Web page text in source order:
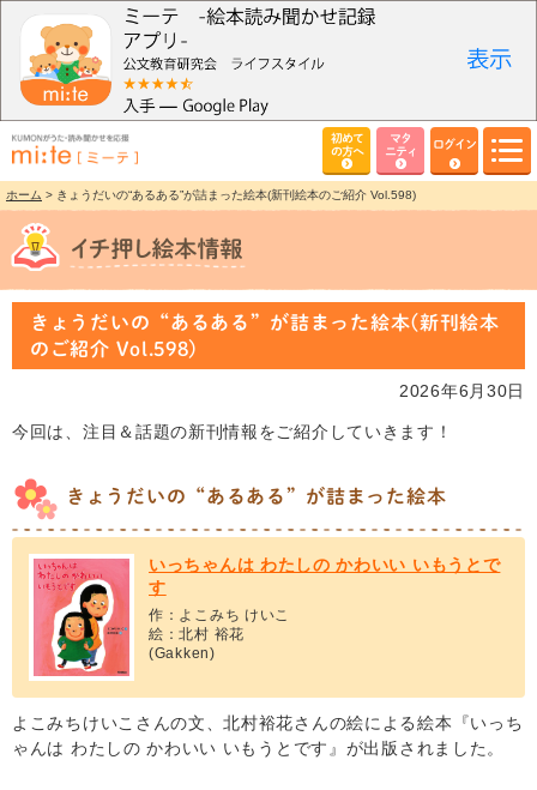
初めて
の方へ
マタ
ニティ
ログイン
ホーム > きょうだいの“あるある”が詰まった絵本(新刊絵本のご紹介 Vol.598)
きょうだいの“あるある”が詰まった絵本(新刊絵本
のご紹介 Vol.598)
2026年6月30日
今回は、注目＆話題の新刊情報をご紹介していきます！
きょうだいの“あるある”が詰まった絵本
いっちゃんは わたしの かわいい いもうとで
す
作：よこみち けいこ
絵：北村 裕花
(Gakken)
よこみちけいこさんの文、北村裕花さんの絵による絵本『いっち
ゃんは わたしの かわいい いもうとです』が出版されました。